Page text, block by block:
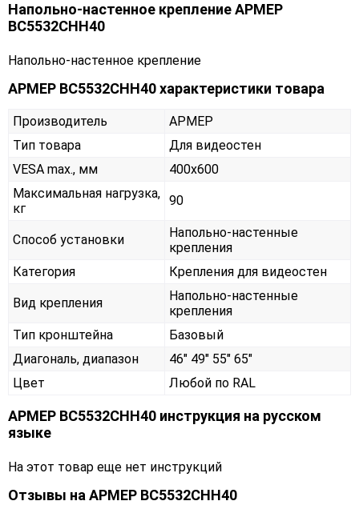
Напольно-настенное крепление АРМЕР
ВС5532СНН40
Напольно-настенное крепление
АРМЕР ВС5532СНН40 характеристики товара
Производитель
АРМЕР
Тип товара
Для видеостен
VESA max., мм
400х600
Максимальная нагрузка,
кг
90
Способ установки
Напольно-настенные
крепления
Категория
Крепления для видеостен
Вид крепления
Напольно-настенные
крепления
Тип кронштейна
Базовый
Диагональ, диапазон
46" 49" 55" 65"
Цвет
Любой по RAL
АРМЕР ВС5532СНН40 инструкция на русском
языке
На этот товар еще нет инструкций
Отзывы наАРМЕР ВС5532СНН40